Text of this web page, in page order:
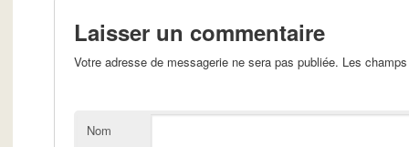
Laisser un commentaire
Votre adresse de messagerie ne sera pas publiée. Les
Nom